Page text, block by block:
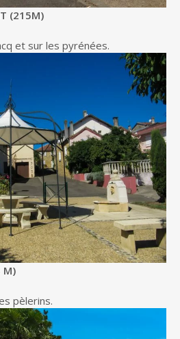
(215M)
et sur les pyrénées.
M)
pèlerins.